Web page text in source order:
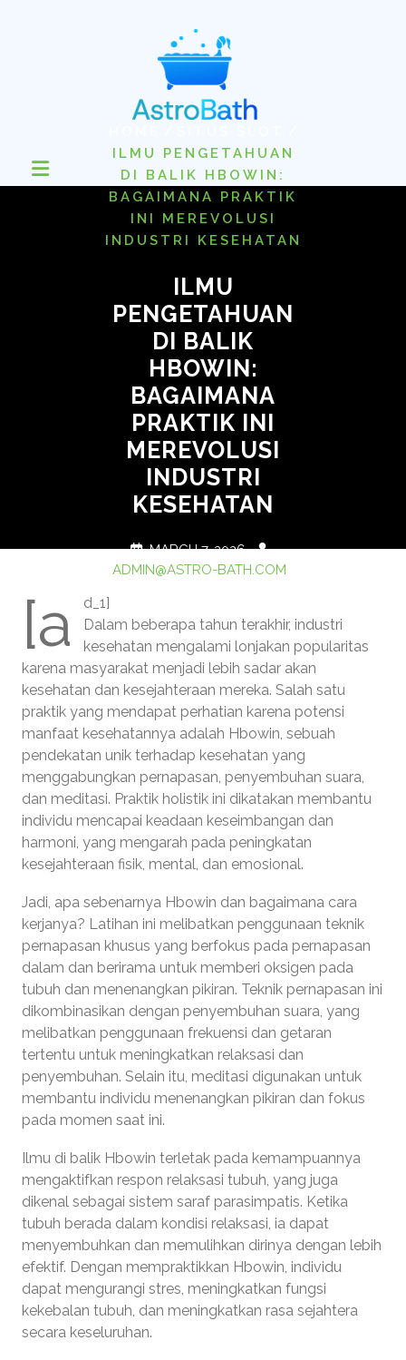
ILMU PENGETAHUAN
DI BALIK HBOWIN:
BAGAIMANA PRAKTIK
INI MEREVOLUSI
INDUSTRI KESEHATAN
ILMU
PENGETAHUAN
DI BALIK
HBOWIN:
BAGAIMANA
PRAKTIK INI
MEREVOLUSI
INDUSTRI
KESEHATAN
MARCH 7, 2026
ADMIN@ASTRO-BATH.COM
[a
d_1]
Dalam beberapa tahun terakhir, industri
kesehatan mengalami lonjakan popularitas
karena masyarakat menjadi lebih sadar akan
kesehatan dan kesejahteraan mereka. Salah satu
praktik yang mendapat perhatian karena potensi
manfaat kesehatannya adalah Hbowin, sebuah
pendekatan unik terhadap kesehatan yang
menggabungkan pernapasan, penyembuhan suara,
dan meditasi. Praktik holistik ini dikatakan membantu
individu mencapai keadaan keseimbangan dan
harmoni, yang mengarah pada peningkatan
kesejahteraan fisik, mental, dan emosional.
Jadi, apa sebenarnya Hbowin dan bagaimana cara
kerjanya? Latihan ini melibatkan penggunaan teknik
pernapasan khusus yang berfokus pada pernapasan
dalam dan berirama untuk memberi oksigen pada
tubuh dan menenangkan pikiran. Teknik pernapasan ini
dikombinasikan dengan penyembuhan suara, yang
melibatkan penggunaan frekuensi dan getaran
tertentu untuk meningkatkan relaksasi dan
penyembuhan. Selain itu, meditasi digunakan untuk
membantu individu menenangkan pikiran dan fokus
pada momen saat ini.
Ilmu di balik Hbowin terletak pada kemampuannya
mengaktifkan respon relaksasi tubuh, yang juga
dikenal sebagai sistem saraf parasimpatis. Ketika
tubuh berada dalam kondisi relaksasi, ia dapat
menyembuhkan dan memulihkan dirinya dengan lebih
efektif. Dengan mempraktikkan Hbowin, individu
dapat mengurangi stres, meningkatkan fungsi
kekebalan tubuh, dan meningkatkan rasa sejahtera
secara keseluruhan.